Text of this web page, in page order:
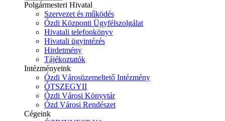
Polgármesteri Hivatal
Szervezet és működés
Ózdi Központi Ügyfélszolgálat
Hivatali telefonkönyv
Hivatali ügyintézés
Hirdetmény
Tájékoztatók
Intézményeink
Ózdi Városüzemeltető Intézmény
ÓTSZEGYII
Ózdi Városi Könyvtár
Ózd Városi Rendészet
Cégeink